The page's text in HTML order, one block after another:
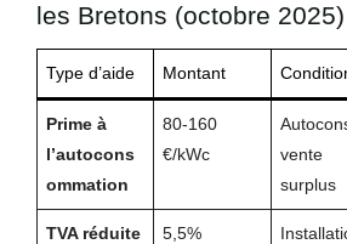
les Bretons (octobre 2025)
Type d’aide Montant
Prime à
l’autocons
ommation
80-160
€/kWc
vente
surplus
TVA réduite 5,5%